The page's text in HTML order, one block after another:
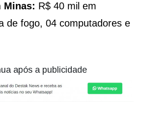
Minas: R$ 40 mil em
de fogo, 04 computadores e
após a publicidade